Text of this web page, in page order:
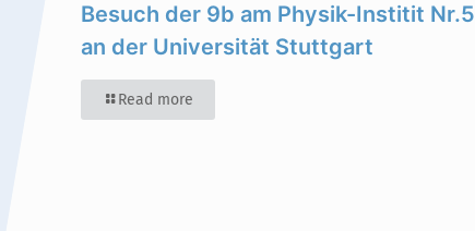
Besuch der 9b am Physik-Institit Nr.5
an der Universität Stuttgart
Read more